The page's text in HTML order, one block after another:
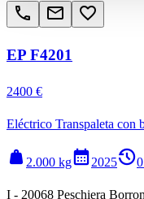
call email favorite_border
EP F4201
2400 €
Eléctrico Transpaleta con
weight 2.000 kgcalendar_month2025history_2
I - 20068 Peschiera